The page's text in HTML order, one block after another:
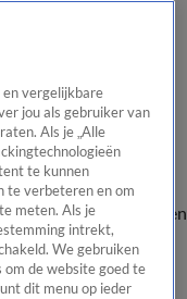
gezichten
In de
Kijkersvraag insturen
vergelijkbare
jou als gebruiker van
Als je „Alle
te kunnen
te verbeteren en om
meten. Als je
intrekt,
We gebruiken
om de website goed te
dit menu op ieder